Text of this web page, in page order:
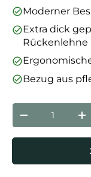
Moderner
Extra dick
Rückenlehne
Bezug aus
Anzahl
Menge